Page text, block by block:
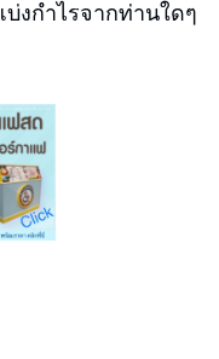
งกำไรจากท่านใดๆ